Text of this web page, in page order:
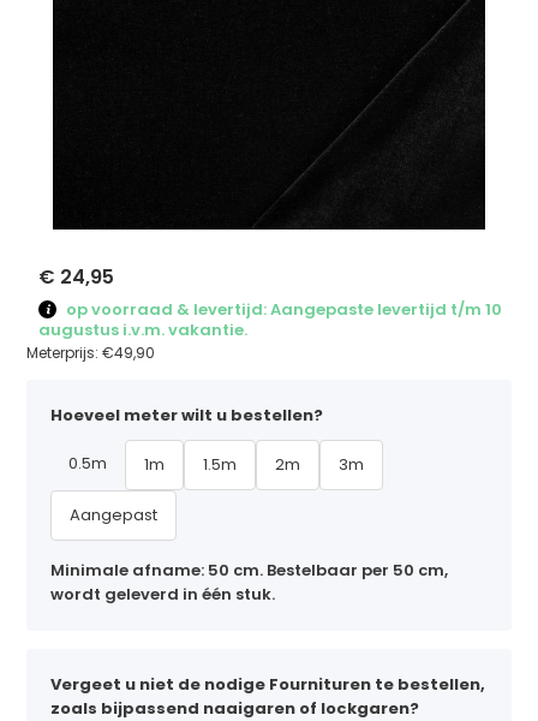
€ 24,95
op voorraad & levertijd: Aangepaste levertijd t/m 10
augustus i.v.m. vakantie.
Meterprijs:€49,90
Hoeveel meter wilt u bestellen?
0.5m 1m 1.5m 2m 3m
Aangepast
Minimale afname: 50 cm. Bestelbaar per 50 cm,
wordt geleverd in één stuk.
Vergeet u niet de nodige Fournituren te bestellen,
zoals bijpassend naaigaren of lockgaren?